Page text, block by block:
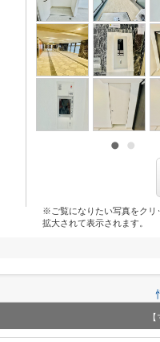
※ご覧になりたい写真をクリ
拡大されて表示されます。